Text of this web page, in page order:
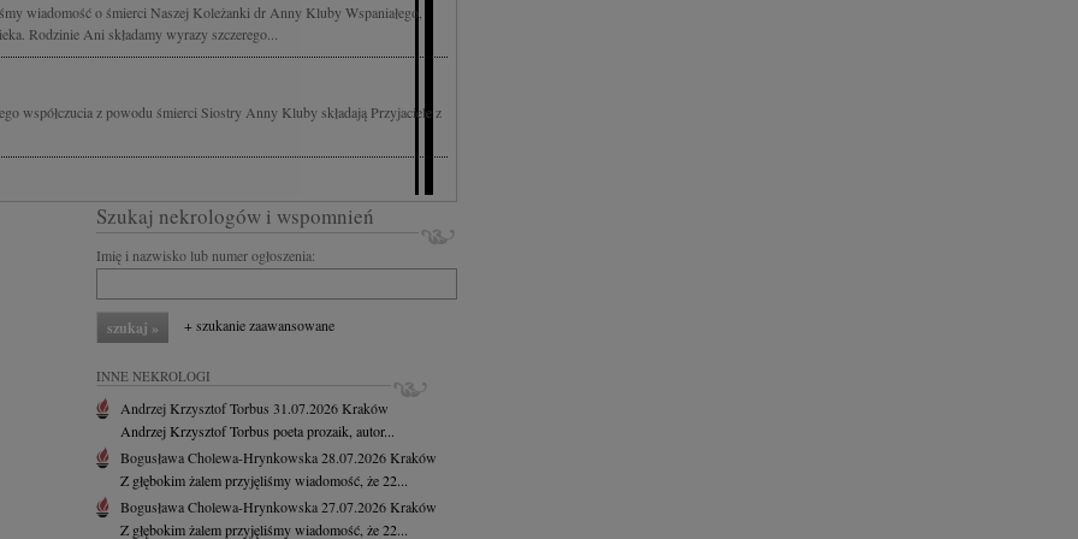
wiadomość o śmierci Naszej Koleżanki dr Anny Kluby Wspaniałego,
Rodzinie Ani składamy wyrazy szczerego...
współczucia z powodu śmierci Siostry Anny Kluby składają Przyjaciele z
Szukaj nekrologów i wspomnień
Imię i nazwisko lub numer ogłoszenia:
+ szukanie zaawansowane
INNE NEKROLOGI
Andrzej Krzysztof Torbus 31.07.2026 Kraków
Andrzej Krzysztof Torbus poeta prozaik, autor...
Bogusława Cholewa-Hrynkowska28.07.2026 Kraków
Z głębokim żalem przyjęliśmy wiadomość, że 22...
Bogusława Cholewa-Hrynkowska27.07.2026 Kraków
Z głębokim żalem przyjęliśmy wiadomość, że 22...